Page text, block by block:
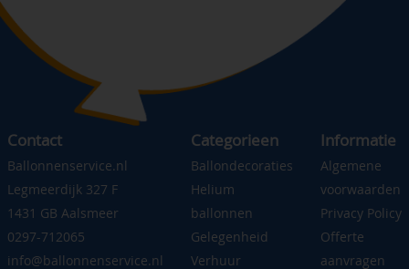
Contact
Ballonnenservice.nl
Legmeerdijk 327 F
1431 GB Aalsmeer
0297-712065
info@ballonnenservice.nl
Categorieen
Ballondecoraties
Helium
ballonnen
Gelegenheid
Verhuur
Informatie
Algemene
voorwaarden
Privacy Policy
Offerte
aanvragen